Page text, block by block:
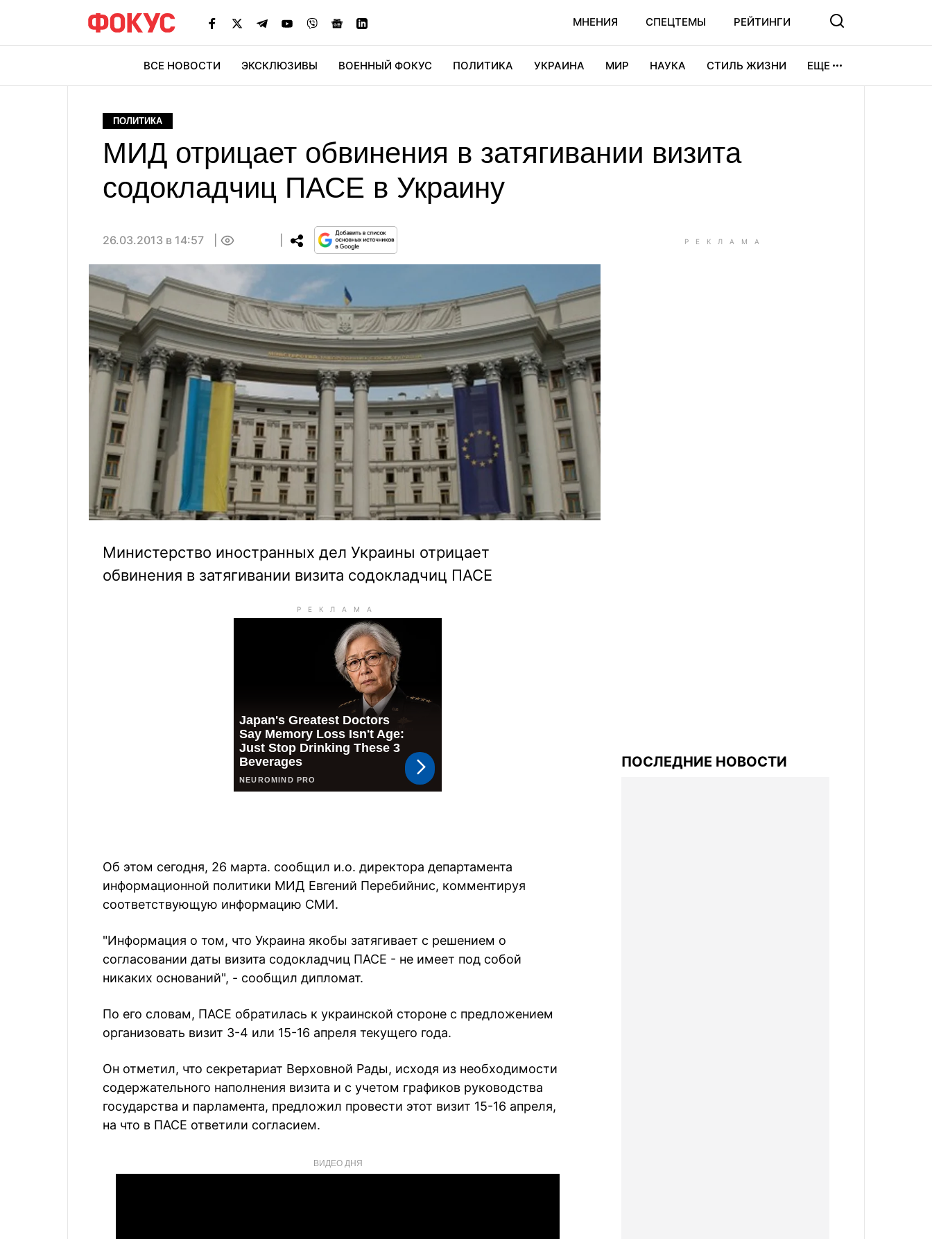
МНЕНИЯ СПЕЦТЕМЫ РЕЙТИНГИ
ВСЕ НОВОСТИ ЭКСКЛЮЗИВЫ ВОЕННЫЙ ФОКУС ПОЛИТИКА УКРАИНА МИР НАУКА СТИЛЬ ЖИЗНИ ЕЩЕ
ПОЛИТИКА
МИД отрицает обвинения в затягивании визита
содокладчиц ПАСЕ в Украину
26.03.2013 в 14:57
Министерство иностранных дел Украины отрицает
обвинения в затягивании визита содокладчиц ПАСЕ
Об этом сегодня, 26 марта. сообщил и.о. директора департамента
информационной политики МИД Евгений Перебийнис, комментируя
соответствующую информацию СМИ.
"Информация о том, что Украина якобы затягивает с решением о
согласовании даты визита содокладчиц ПАСЕ - не имеет под собой
никаких оснований", - сообщил дипломат.
По его словам, ПАСЕ обратилась к украинской стороне с предложением
организовать визит 3-4 или 15-16 апреля текущего года.
Он отметил, что секретариат Верховной Рады, исходя из необходимости
содержательного наполнения визита и с учетом графиков руководства
государства и парламента, предложил провести этот визит 15-16 апреля,
на что в ПАСЕ ответили согласием.
ВИДЕО ДНЯ
ПОСЛЕДНИЕ НОВОСТИ